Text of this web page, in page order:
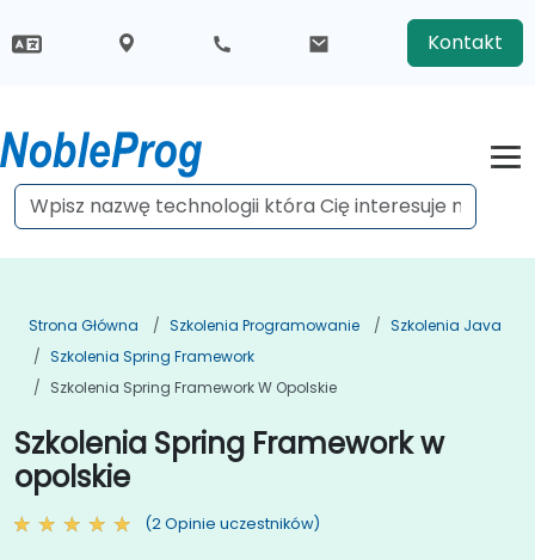
Kontakt
Strona Główna Szkolenia Programowanie
Szkolenia Java
Szkolenia Spring Framework
Szkolenia Spring Framework W Opolskie
Szkolenia Spring Framework w
opolskie
(2 Opinie uczestników)